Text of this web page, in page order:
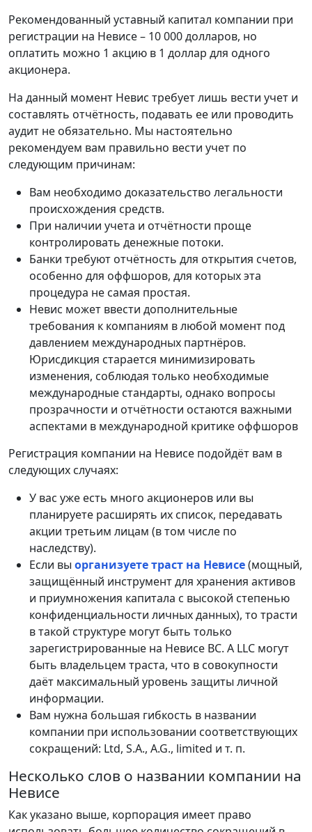
Рекомендованный уставный капитал компании при
регистрации на Невисе – 10 000 долларов, но
оплатить можно 1 акцию в 1 доллар для одного
акционера.
На данный момент Невис требует лишь вести учет и
составлять отчётность, подавать ее или проводить
аудит не обязательно. Мы настоятельно
рекомендуем вам правильно вести учет по
следующим причинам:
Вам необходимо доказательство легальности
происхождения средств.
При наличии учета и отчётности проще
контролировать денежные потоки.
Банки требуют отчётность для открытия счетов,
особенно для оффшоров, для которых эта
процедура не самая простая.
Невис может ввести дополнительные
требования к компаниям в любой момент под
давлением международных партнёров.
Юрисдикция старается минимизировать
изменения, соблюдая только необходимые
международные стандарты, однако вопросы
прозрачности и отчётности остаются важными
аспектами в международной критике оффшоров
Регистрация компании на Невисе подойдёт вам в
следующих случаях:
У вас уже есть много акционеров или вы
планируете расширять их список, передавать
акции третьим лицам (в том числе по
наследству).
Если вы организуете траст на Невисе(мощный,
защищённый инструмент для хранения активов
и приумножения капитала с высокой степенью
конфиденциальности личных данных), то трасти
в такой структуре могут быть только
зарегистрированные на Невисе BC. А LLC могут
быть владельцем траста, что в совокупности
даёт максимальный уровень защиты личной
информации.
Вам нужна большая гибкость в названии
компании при использовании соответствующих
сокращений: Ltd, S.A., A.G., limited и т. п.
Несколько слов о названии компании на
Невисе
Как указано выше, корпорация имеет право